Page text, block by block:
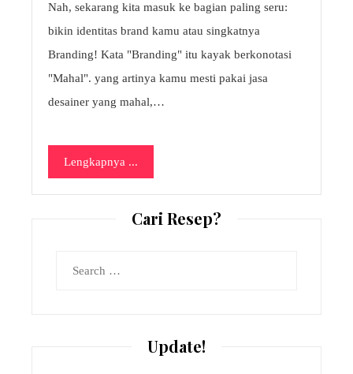
Nah, sekarang kita masuk ke bagian paling seru:
bikin identitas brand kamu atau singkatnya
Branding! Kata "Branding" itu kayak berkonotasi
"Mahal". yang artinya kamu mesti pakai jasa
desainer yang mahal,…
Lengkapnya ...
Cari Resep?
Update!